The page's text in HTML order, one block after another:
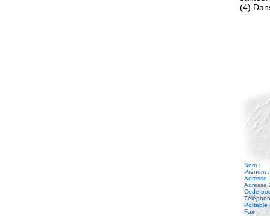
(4)
Nom :
Prénom :
Adresse
Adresse
Code
Portable
Fax :